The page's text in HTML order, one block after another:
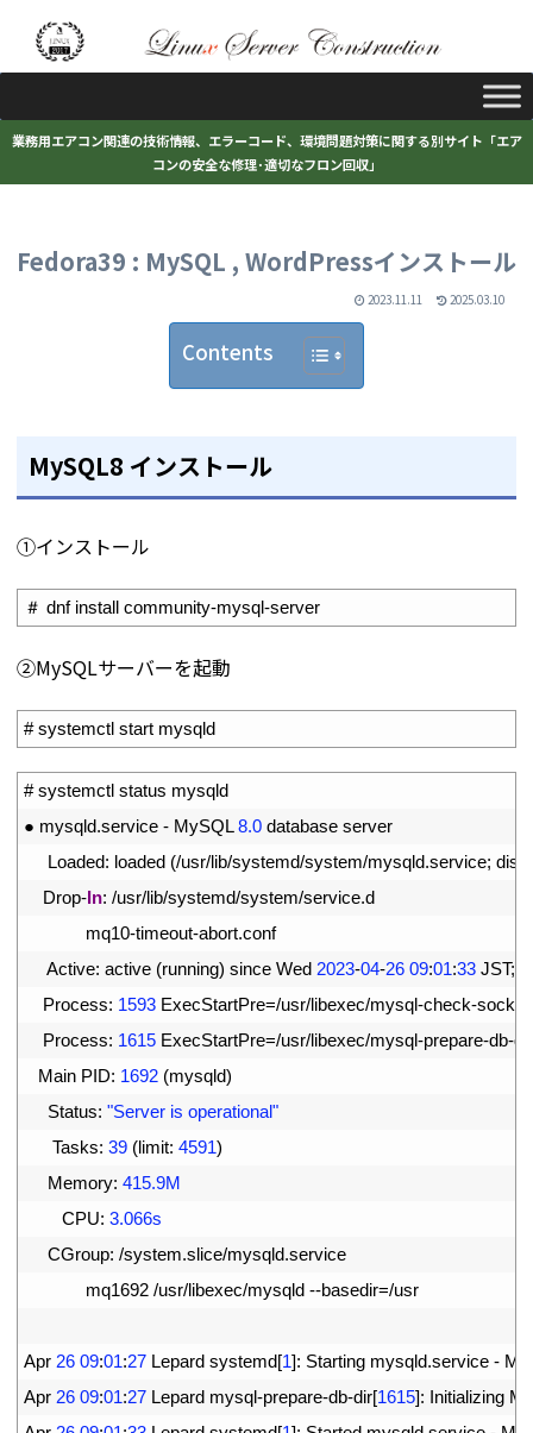
業務用エアコン関連の技術情報、エラーコード、環境問題対策に関する別サイト「エア
コンの安全な修理･適切なフロン回収」
Fedora39 : MySQL , WordPressインストール
2023.11.11 2025.03.10
Contents
MySQL8 インストール
①インストール
＃ dnf install community-mysql-server
➁MySQLサーバーを起動
# systemctl start mysqld
# systemctl status mysqld
● mysqld.service - MySQL 8.0 database server
Loaded: loaded (/usr/lib/systemd/system/mysqld.service;
Drop-In: /usr/lib/systemd/system/service.d
mq10-timeout-abort.conf
Active: active (running) since Wed 2023-04-26 09:01:33 JST;
Process: 1593 ExecStartPre=/usr/libexec/mysql-check-socket
Process: 1615 ExecStartPre=/usr/libexec/mysql-prepare-db-
Main PID: 1692 (mysqld)
Status: "Server is operational"
Tasks: 39 (limit: 4591)
Memory: 415.9M
CPU: 3.066s
CGroup: /system.slice/mysqld.service
mq1692 /usr/libexec/mysqld --basedir=/usr
Apr 26 09:01:27 Lepard systemd[1]: Starting mysqld.service -
Apr 26 09:01:27 Lepard mysql-prepare-db-dir[1615]: Initializing